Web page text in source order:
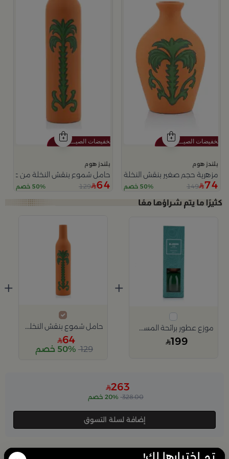
بلندز هوم
مزهرية حجم صغير بنقش النخلة من عسيب
74
149 50% خصم
بلندز هوم
حامل شموع بنقش النخلة من
64
129 50% خصم
موزع عطور برائحة المسك 1000 مل من عسيب
199
+
حامل شموع بنقش النخلة من عسيب
64
129 50% خصم
+
263
328.00 20% خصم
إضافة لسلة التسوق